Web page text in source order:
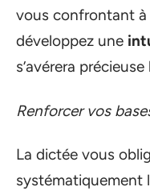
vous confrontant à
développez une
s’avérera
Renforcer vos
La dictée vous
systématiquement